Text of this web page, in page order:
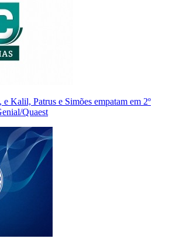
Kalil, Patrus e Simões empatam em 2º
Quaest